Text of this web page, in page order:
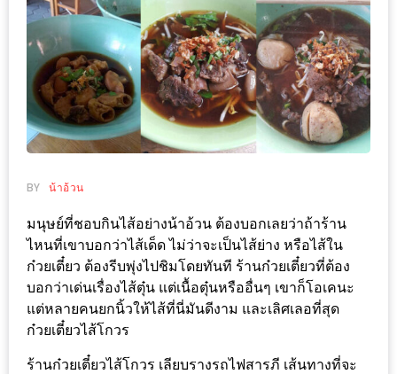
ที่
ครบ
ครั้ง
ช้อป
ชิ
ลล์
ชิม
MARKET
FESTIVAL
10
ร้าน
พ่อ
BY น้าอ้วน
มนุษย์ที่ชอบกินไส้อย่างน้าอ้วน ต้องบอกเลยว่าถ้าร้าน
ไหนที่เขาบอกว่าไส้เด็ด ไม่ว่าจะเป็นไส้ย่าง หรือไส้ใน
ก๋วยเตี๋ยว ต้องรีบพุ่งไปชิมโดยทันที ร้านก๋วยเตี๋ยวที่ต้อง
บอกว่าเด่นเรื่องไส้ตุ๋น แต่เนื้อตุ๋นหรืออื่นๆ เขาก็โอเคนะ
แต่หลายคนยกนิ้วให้ไส้ที่นี่มันดีงาม และเลิศเลอที่สุด
ก๋วยเตี๋ยวไส้โกวร
ร้านก๋วยเตี๋ยวไส้โกวร เลียบรางรถไฟสารภี เส้นทางที่จะ